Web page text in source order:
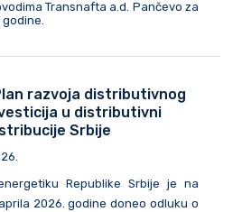
Transnafta a.d. Pančevo za
razvoja distributivnog
u distributivni
Srbije
Republike Srbije je na
2026. godine doneo odluku o